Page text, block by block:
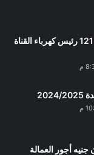
بعد مكالمة وزير الكهرباء ل 121 رئيس كهرباء القناة
17 مليون جنيه أجور العمالة